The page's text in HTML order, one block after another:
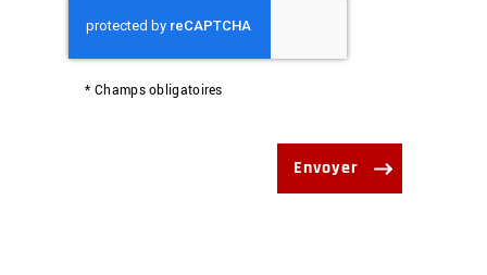
*Champs obligatoires